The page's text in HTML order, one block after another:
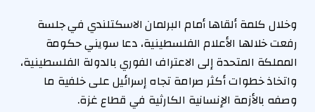
وخلال كلمة ألقاها أمام البرلمان الاسكتلندي في جلسة
رفعت خلالها الأعلام الفلسطينية، دعا سويني حكومة
المملكة المتحدة إلى الاعتراف الفوري بالدولة الفلسطينية،
واتخاذ خطوات أكثر صرامة تجاه إسرائيل على خلفية ما
وصفه بالأزمة الإنسانية الكارثية في قطاع غزة.